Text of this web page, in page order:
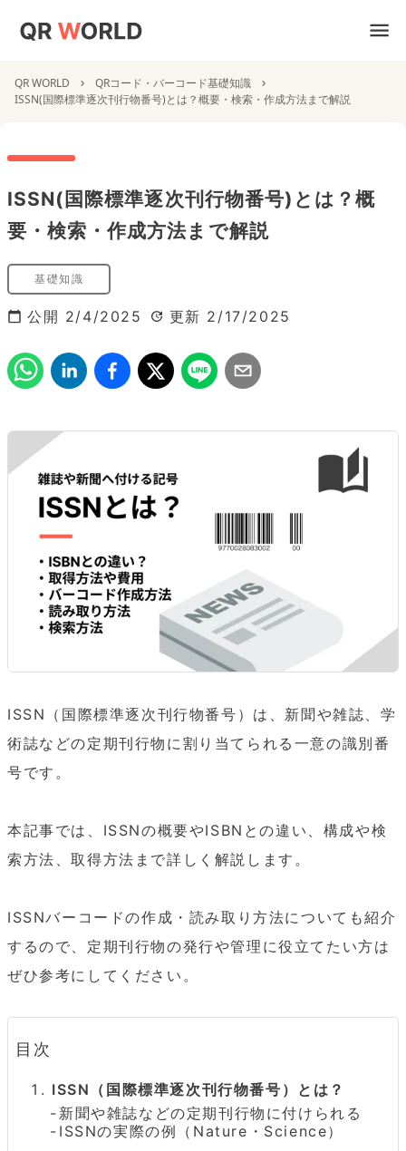
QR WORLD
QRコード・バーコード基礎知識
ISSN(国際標準逐次刊行物番号)とは？概要・検索・作成方法まで解説
ISSN(国際標準逐次刊行物番号)とは？概
要・検索・作成方法まで解説
基礎知識
公開 2/4/2025 更新 2/17/2025
ISSN（国際標準逐次刊行物番号）は、新聞や雑誌、学
術誌などの定期刊行物に割り当てられる一意の識別番
号です。
本記事では、ISSNの概要やISBNとの違い、構成や検
索方法、取得方法まで詳しく解説します。
ISSNバーコードの作成・読み取り方法についても紹介
するので、定期刊行物の発行や管理に役立てたい方は
ぜひ参考にしてください。
目次
ISSN（国際標準逐次刊行物番号）とは？
新聞や雑誌などの定期刊行物に付けられる
ISSNの実際の例（Nature・Science）